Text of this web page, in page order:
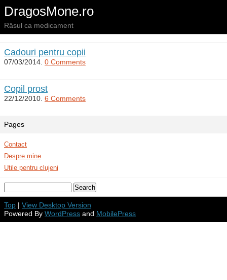
DragosMone.ro
Râsul ca medicament
Cadouri pentru copii
07/03/2014. 0 Comments
Copil prost
22/12/2010. 6 Comments
Pages
Contact
Despre mine
Utile pentru clujeni
Top | View Desktop Version
Powered By WordPress and MobilePress